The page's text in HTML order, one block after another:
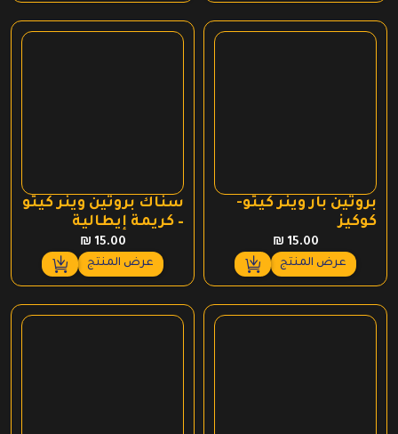
بروتين بار وينر كيتو-
كوكيز
₪ 15.00
عرض المنتج
سناك بروتين وينر كيتو
– كريمة إيطالية
زاباجليوني
₪ 15.00
عرض المنتج